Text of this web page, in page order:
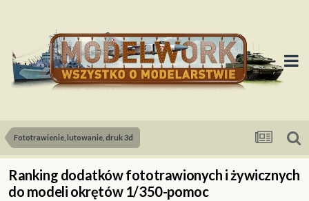
Fototrawienie, lutowanie, druk 3d
Ranking dodatków fototrawionych i żywicznych
do modeli okrętów 1/350-pomoc